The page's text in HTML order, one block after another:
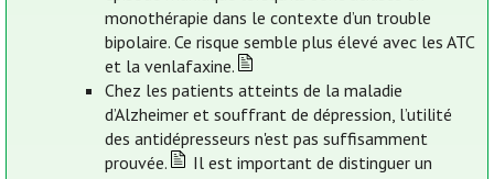
monothérapie dans le contexte d’un trouble
bipolaire. Ce risque semble plus élevé avec les ATC
et la venlafaxine.
Chez les patients atteints de la maladie
d’Alzheimer et souffrant de dépression, l’utilité
des antidépresseurs n'est pas suffisamment
prouvée.
Il est important de distinguer un